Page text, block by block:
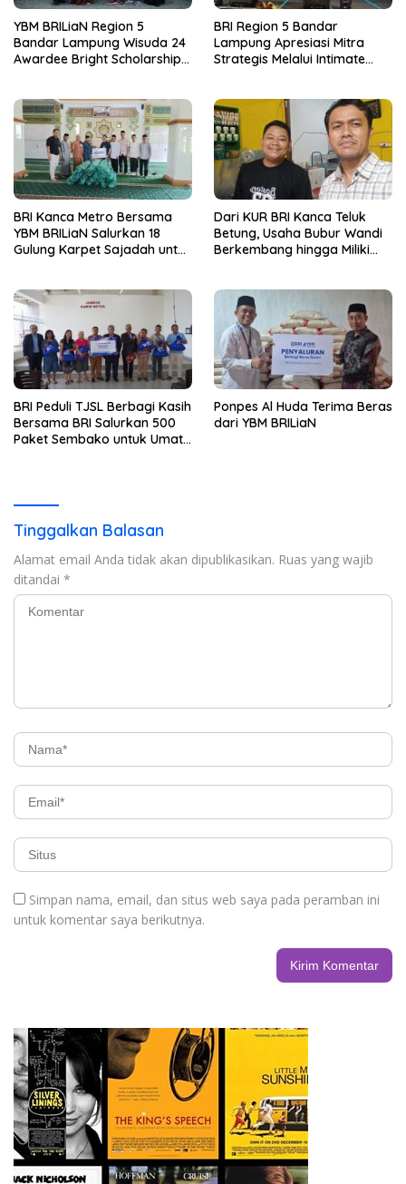
YBM BRILiaN Region 5
Bandar Lampung Wisuda 24
Awardee Bright Scholarship
BRI Region 5 Bandar
Lampung Apresiasi Mitra
Strategis Melalui Intimate
Ride
BRI Kanca Metro Bersama
YBM BRILiaN Salurkan 18
Gulung Karpet Sajadah untuk
Dari KUR BRI Kanca Teluk
Betung, Usaha Bubur Wandi
Berkembang hingga Miliki
BRI Peduli TJSL Berbagi Kasih
Bersama BRI Salurkan 500
Paket Sembako untuk Umat
Ponpes Al Huda Terima Beras
dari YBM BRILiaN
Tinggalkan Balasan
Alamat email Anda tidak akan dipublikasikan. Ruas yang wajib
ditandai *
Simpan nama, email, dan situs web saya pada peramban ini
untuk komentar saya berikutnya.